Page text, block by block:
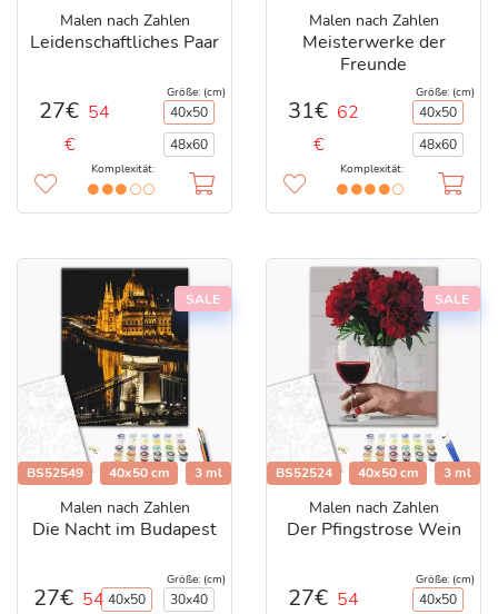
Malen nach Zahlen
Leidenschaftliches Paar
27€ 54
€
Größe: (cm)
40x50
48x60
Komplexität:
Malen nach Zahlen
Meisterwerke der
Freunde
31€ 62
€
Größe: (cm)
40x50
48x60
Komplexität:
SALE
BS52549 40x50 cm 3 ml
Malen nach Zahlen
Die Nacht im Budapest
27€ 54
Größe: (cm)
40x50
30x40
SALE
BS52524 40x50 cm 3 ml
Malen nach Zahlen
Der Pfingstrose Wein
27€ 54
Größe: (cm)
40x50